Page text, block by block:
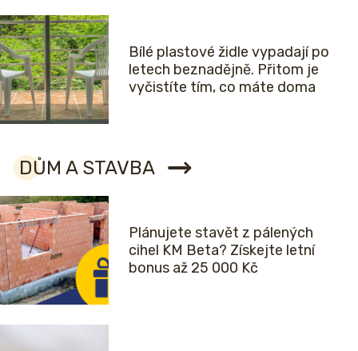
Bílé plastové židle vypadají po
letech beznadějně. Přitom je
vyčistíte tím, co máte doma
DŮM A STAVBA
Plánujete stavět z pálených
cihel KM Beta? Získejte letní
bonus až 25 000 Kč